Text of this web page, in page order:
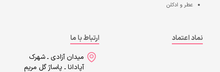
عطر و ادکلن
نماد اعتماد
ارتباط با ما
میدان آزادی ـ شهرک
آپادانا ـ پاساژ گل مریم